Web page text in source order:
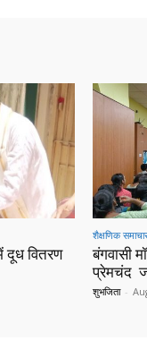
दूध वितरण
शैक्षणिक
बंगवासी
प्रेमचंद
शुभजिता -